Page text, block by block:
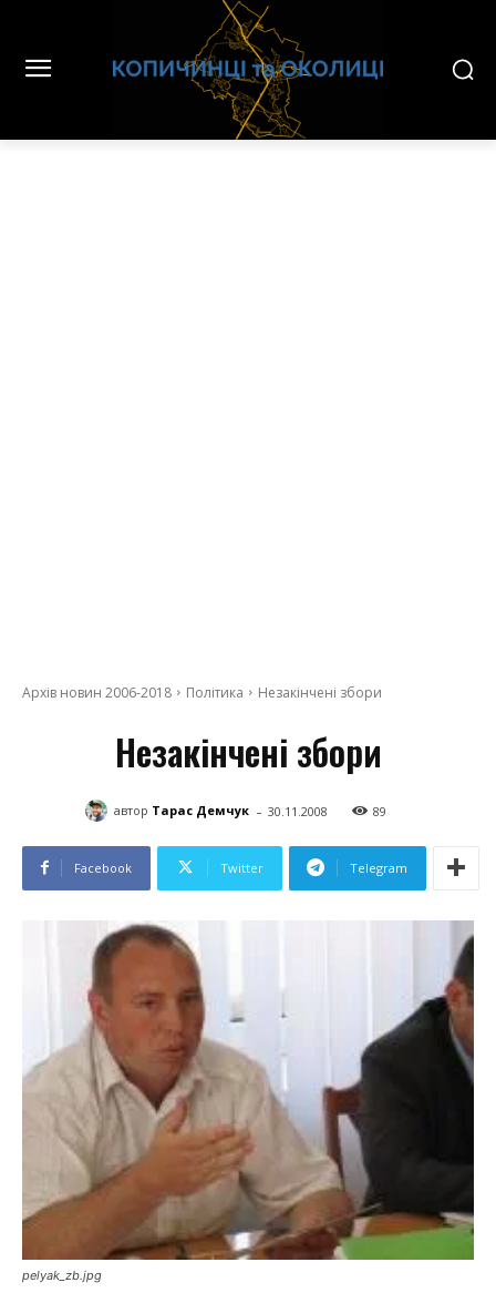
Архів новин 2006-2018 Політика Незакінчені збори
Незакінчені збори
автор Тарас Демчук - 30.11.2008 89
Facebook Twitter Telegram
pelyak_zb.jpg